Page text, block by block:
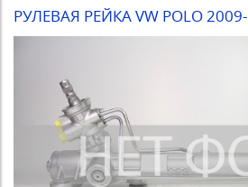
РУЛЕВАЯ РЕЙКА VW POLO 2009-